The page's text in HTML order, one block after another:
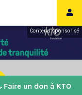
Contenu sponsorisé
Faire un don à KTO